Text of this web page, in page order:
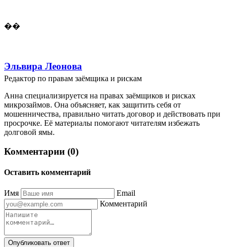
��
Эльвира Леонова
Редактор по правам заёмщика и рискам
Анна специализируется на правах заёмщиков и рисках
микрозаймов. Она объясняет, как защитить себя от
мошенничества, правильно читать договор и действовать при
просрочке. Её материалы помогают читателям избежать
долговой ямы.
Комментарии (0)
Оставить комментарий
Имя
Email
Комментарий
Опубликовать ответ